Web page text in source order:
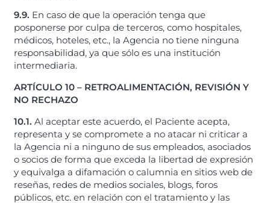
9.9. En caso de que la operación tenga que
posponerse por culpa de terceros, como hospitales,
médicos, hoteles, etc., la Agencia no tiene ninguna
responsabilidad, ya que sólo es una institución
intermediaria.
ARTÍCULO 10 – RETROALIMENTACIÓN, REVISIÓN Y
NO RECHAZO
10.1. Al aceptar este acuerdo, el Paciente acepta,
representa y se compromete a no atacar ni criticar a
la Agencia ni a ninguno de sus empleados, asociados
o socios de forma que exceda la libertad de expresión
y equivalga a difamación o calumnia en sitios web de
reseñas, redes de medios sociales, blogs, foros
públicos, etc. en relación con el tratamiento y las